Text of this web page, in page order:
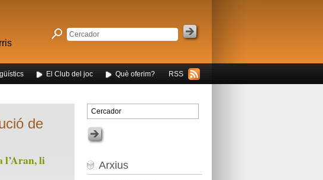
RSS
El Club del joc Què oferim?
de
l’Aran, li
Arxius